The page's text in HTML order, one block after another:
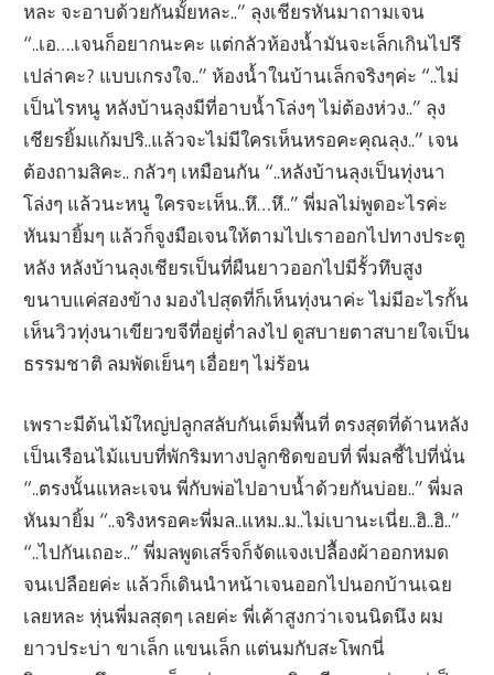
หละ จะอาบด้วยกันมั้ยหละ..” ลุงเชียรหันมาถามเจน
“..เอ….เจนก็อยากนะคะ แต่กลัวห้องน้ำมันจะเล็กเกินไปรึ
เปล่าคะ? แบบเกรงใจ..” ห้องน้ำในบ้านเล็กจริงๆค่ะ “..ไม่
เป็นไรหนู หลังบ้านลุงมีที่อาบน้ำโล่งๆ ไม่ต้องห่วง..” ลุง
เชียรยิ้มแก้มปริ..แล้วจะไม่มีใครเห็นหรอคะคุณลุง..” เจน
ต้องถามสิคะ.. กลัวๆ เหมือนกัน “..หลังบ้านลุงเป็นทุ่งนา
โล่งๆ แล้วนะหนู ใครจะเห็น..หึ…หึ..” พี่มลไม่พูดอะไรค่ะ
หันมายิ้มๆ แล้วก็จูงมือเจนให้ตามไปเราออกไปทางประตู
หลัง หลังบ้านลุงเชียรเป็นที่ผืนยาวออกไปมีรั้วทึบสูง
ขนาบแค่สองข้าง มองไปสุดที่ก็เห็นทุ่งนาค่ะ ไม่มีอะไรกั้น
เห็นวิวทุ่งนาเขียวขจีที่อยู่ต่ำลงไป ดูสบายตาสบายใจเป็น
ธรรมชาติ ลมพัดเย็นๆ เอื่อยๆ ไม่ร้อน
เพราะมีต้นไม้ใหญ่ปลูกสลับกันเต็มพื้นที่ ตรงสุดที่ด้านหลัง
เป็นเรือนไม้แบบที่พักริมทางปลูกชิดขอบที่ พี่มลชี้ไปที่นั่น
“..ตรงนั้นแหละเจน พี่กับพ่อไปอาบน้ำด้วยกันบ่อย..” พี่มล
หันมายิ้ม “..จริงหรอคะพี่มล..แหม..ม..ไม่เบานะเนี่ย..ฮิ..ฮิ..”
“..ไปกันเถอะ..” พี่มลพูดเสร็จก็จัดแจงเปลื้องผ้าออกหมด
จนเปลือยค่ะ แล้วก็เดินนำหน้าเจนออกไปนอกบ้านเฉย
เลยหละ หุ่นพี่มลสุดๆ เลยค่ะ พี่เค้าสูงกว่าเจนนิดนึง ผม
ยาวประบ่า ขาเล็ก แขนเล็ก แต่นมกับสะโพกนี่